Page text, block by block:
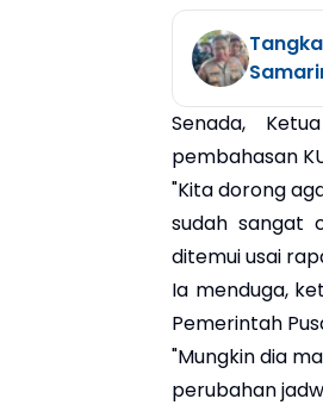
Senada,
pembahasan
"Kita dorong
sudah sangat
ditemui usai
Ia menduga,
Pemerintah
"Mungkin dia
perubahan